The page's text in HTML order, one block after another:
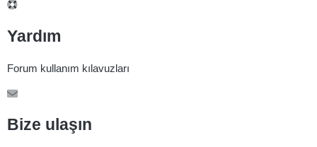
Yardım
Forum kullanım kılavuzları
Bize ulaşın